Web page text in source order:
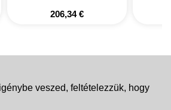
206,34€
veszed, feltételezzük, hogy